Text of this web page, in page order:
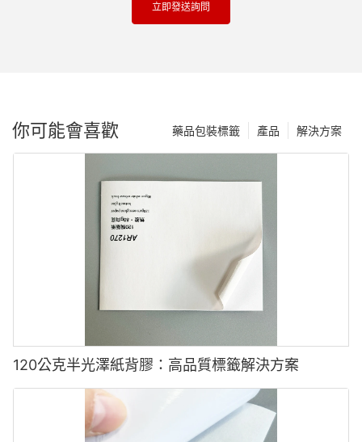
立即發送詢問
你可能會喜歡 解決方案
產品
藥品包裝標籤
120公克半光澤紙背膠：高品質標籤解決方案